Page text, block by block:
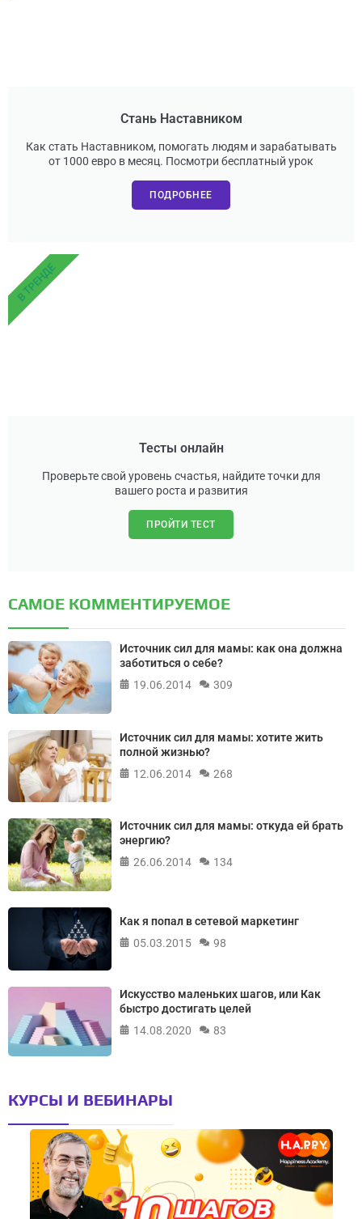
Стань Наставником
Как стать Наставником, помогать людям и зарабатывать
от 1000 евро в месяц. Посмотри бесплатный урок
ПОДРОБНЕЕ
Тесты онлайн
Проверьте свой уровень счастья, найдите точки для
вашего роста и развития
ПРОЙТИ ТЕСТ
В ТРЕНДЕ
САМОЕ КОММЕНТИРУЕМОЕ
Источник сил для мамы: как она должна
заботиться о себе?
19.06.2014
309
Источник сил для мамы: хотите жить
полной жизнью?
12.06.2014
268
Источник сил для мамы: откуда ей брать
энергию?
26.06.2014
134
Как я попал в сетевой маркетинг
05.03.2015
98
Искусство маленьких шагов, или Как
быстро достигать целей
14.08.2020
83
КУРСЫ И ВЕБИНАРЫ